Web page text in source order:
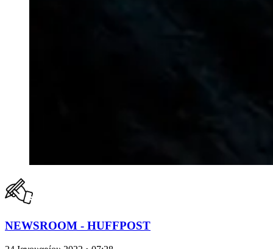
NEWSROOM - HUFFPOST